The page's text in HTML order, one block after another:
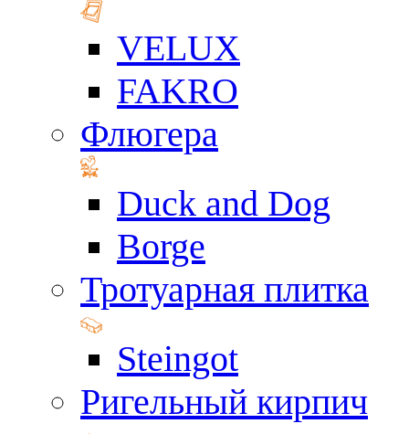
VELUX
FAKRO
Флюгера
Duck and Dog
Borge
Тротуарная плитка
Steingot
Ригельный кирпич